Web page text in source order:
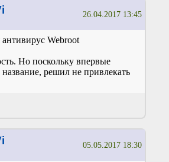
26.04.2017 13:45
Webroot
Но поскольку впервые
решил не привлекать
05.05.2017 18:30